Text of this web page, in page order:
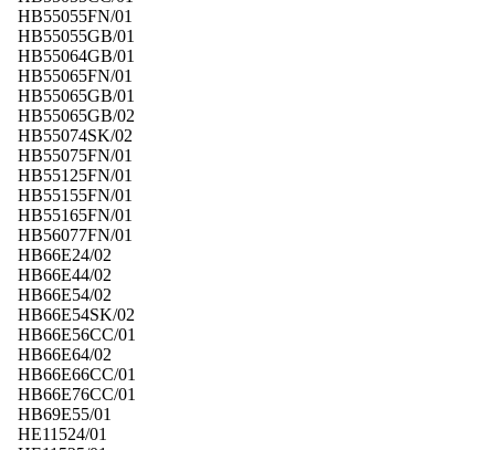
HB55055FN/01
HB55055GB/01
HB55064GB/01
HB55065FN/01
HB55065GB/01
HB55065GB/02
HB55074SK/02
HB55075FN/01
HB55125FN/01
HB55155FN/01
HB55165FN/01
HB56077FN/01
HB66E24/02
HB66E44/02
HB66E54/02
HB66E54SK/02
HB66E56CC/01
HB66E64/02
HB66E66CC/01
HB66E76CC/01
HB69E55/01
HE11524/01